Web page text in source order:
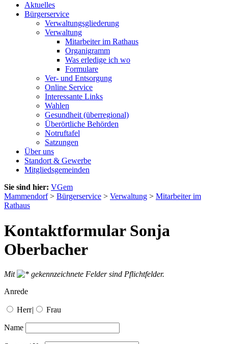
Aktuelles
Bürgerservice
Verwaltungsgliederung
Verwaltung
Mitarbeiter im Rathaus
Organigramm
Was erledige ich wo
Formulare
Ver- und Entsorgung
Online Service
Interessante Links
Wahlen
Gesundheit (überregional)
Überörtliche Behörden
Notruftafel
Satzungen
Über uns
Standort & Gewerbe
Mitgliedsgemeinden
Sie sind hier: VGem
Mammendorf> Bürgerservice > Verwaltung > Mitarbeiter im
Rathaus
Kontaktformular Sonja
Oberbacher
Mit
gekennzeichnete Felder sind Pflichtfelder.
Anrede
Herr| Frau
Name